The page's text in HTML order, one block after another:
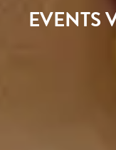
EVENTS